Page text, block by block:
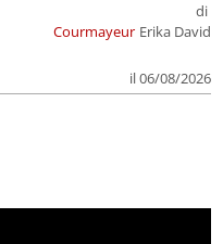
Courmayeur
di
Erika David
il 06/08/2026